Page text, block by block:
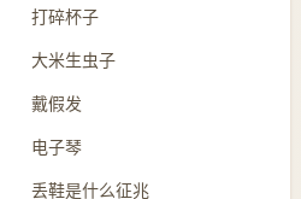
打碎杯子
大米生虫子
戴假发
电子琴
丢鞋是什么征兆